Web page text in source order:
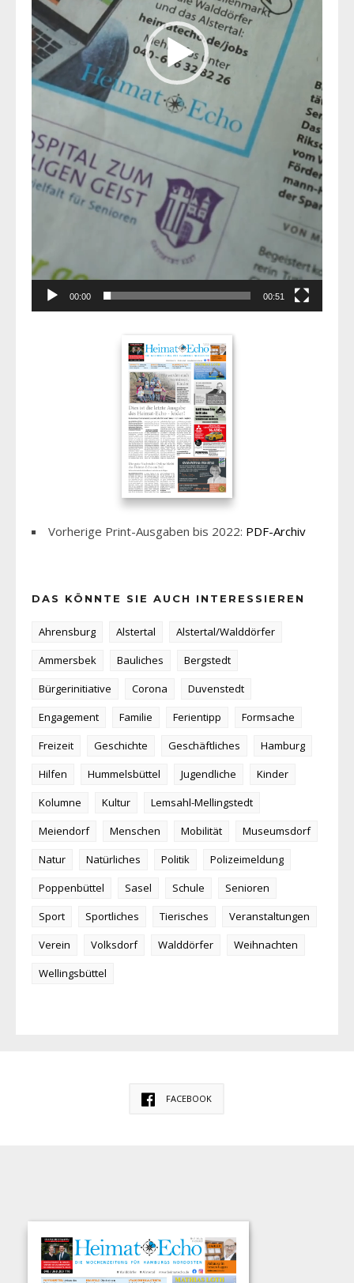
00:00 00:51
Vorherige Print-Ausgaben bis 2022: PDF-Archiv
DAS KÖNNTE SIE AUCH INTERESSIEREN
Ahrensburg Alstertal
Alstertal/Walddörfer
Ammersbek
Bauliches
Bergstedt
Bürgerinitiative
Corona
Duvenstedt
Engagement
Familie Ferientipp
Formsache
Freizeit
Geschichte Geschäftliches
Hamburg
Hilfen
Hummelsbüttel Jugendliche
Kinder
Kolumne
Kultur
Lemsahl-Mellingstedt
Meiendorf
Menschen Mobilität
Museumsdorf
Natur
Natürliches Politik
Polizeimeldung
Poppenbüttel
Sasel Schule
Senioren
Sport
Sportliches Tierisches
Veranstaltungen
Verein
Volksdorf Walddörfer
Weihnachten
Wellingsbüttel
FACEBOOK